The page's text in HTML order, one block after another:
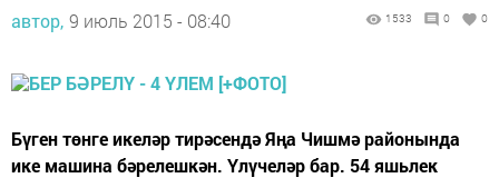
автор, 9 июль 2015 - 08:40 1533 0 0
Бүген төнге икеләр тирәсендә Яңа Чишмә районында
ике машина бәрелешкән. Үлүчеләр бар. 54 яшьлек